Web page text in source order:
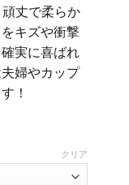
頑丈で柔らか
キズや衝撃
実に喜ばれ
婦やカップ
！
クリア